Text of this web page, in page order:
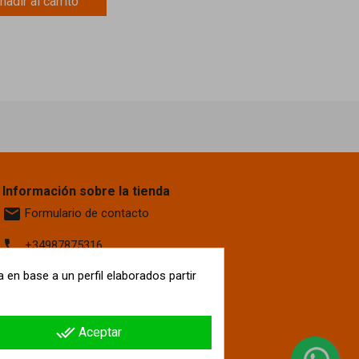
Información sobre la tienda
email Formulario de contacto
phone+34987875316
location_on Calle La Fontanilla, 6
base a un perfil elaborados partir
done_all Aceptar